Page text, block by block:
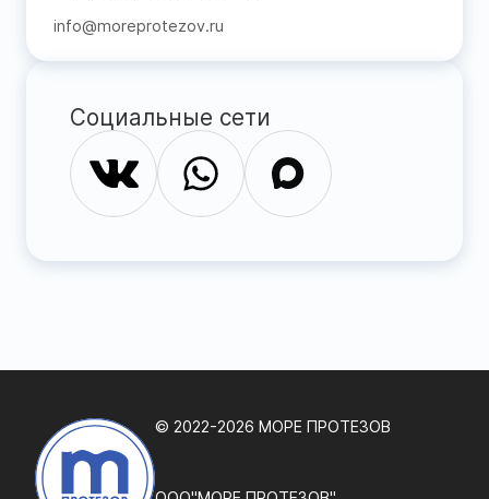
info@moreprotezov.ru
Социальные сети
© 2022-2026 МОРЕ ПРОТЕЗОВ